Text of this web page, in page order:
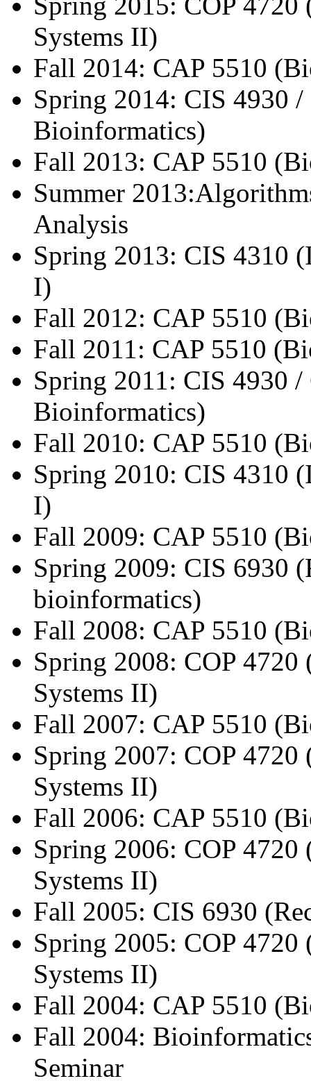
Systems II)
Fall 2014: CAP 5510
Spring 2014: CIS 4930
Bioinformatics)
Fall 2013: CAP 5510
Summer
Analysis
Spring 2013: CIS 4310
I)
Fall 2012: CAP 5510
Fall 2011: CAP 5510
Spring 2011: CIS 4930
Bioinformatics)
Fall 2010: CAP 5510
Spring 2010: CIS 4310
I)
Fall 2009: CAP 5510
Spring 2009: CIS 6930
bioinformatics)
Fall 2008: CAP 5510
Spring 2008: COP
Systems II)
Fall 2007: CAP 5510
Spring 2007: COP
Systems II)
Fall 2006: CAP 5510
Spring 2006: COP
Systems II)
Fall 2005: CIS 6930
Spring 2005: COP
Systems II)
Fall 2004: CAP 5510
Fall 2004:
Seminar